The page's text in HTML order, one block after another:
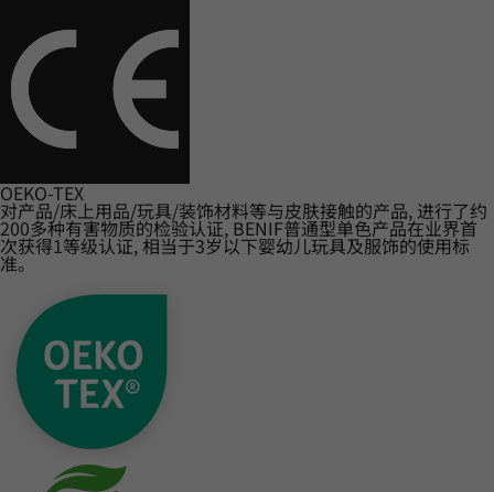
OEKO-TEX
对产品/床上用品/玩具/装饰材料等与皮肤接触的产品, 进行了约
200多种有害物质的检验认证, BENIF普通型单色产品在业界首
次获得1等级认证, 相当于3岁以下婴幼儿玩具及服饰的使用标
准。